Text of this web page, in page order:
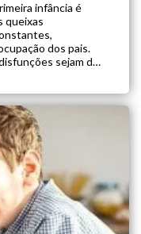
infância é
queixas
dos pais.
sejam de
a […]